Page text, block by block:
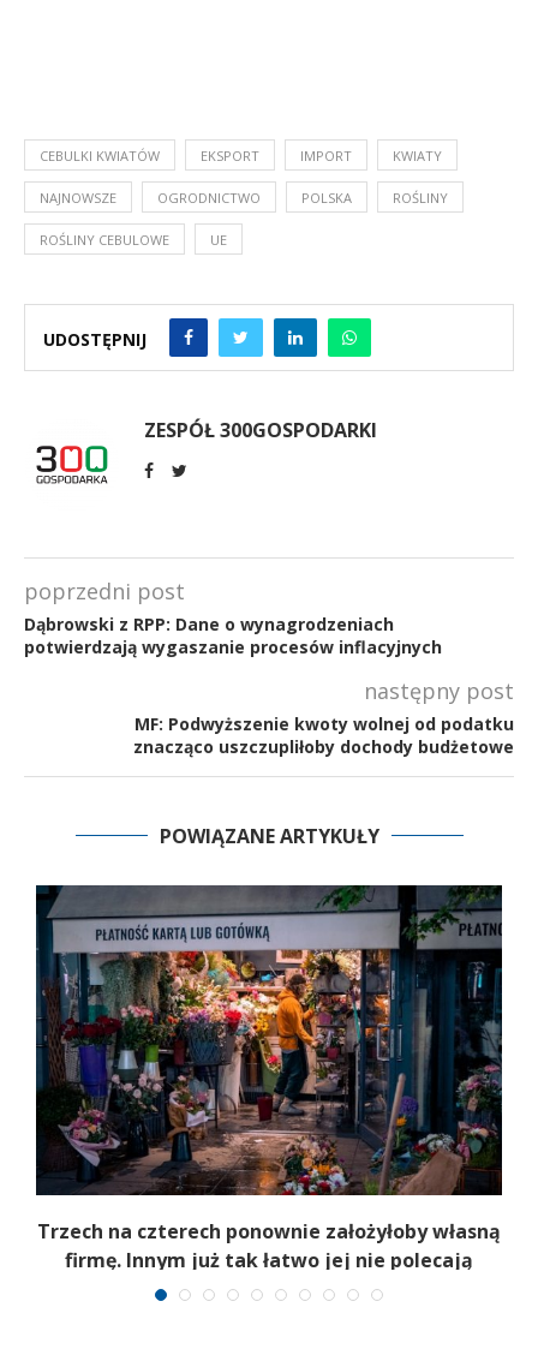
CEBULKI KWIATÓW EKSPORT IMPORT KWIATY
NAJNOWSZE OGRODNICTWO POLSKA ROŚLINY
ROŚLINY CEBULOWE UE
UDOSTĘPNIJ
ZESPÓŁ 300GOSPODARKI
poprzedni post
Dąbrowski z RPP: Dane o wynagrodzeniach
potwierdzają wygaszanie procesów inflacyjnych
następny post
MF: Podwyższenie kwoty wolnej od podatku
znacząco uszczupliłoby dochody budżetowe
POWIĄZANE ARTYKUŁY
Trzech na czterech ponownie założyłoby własną
firmę. Innym już tak łatwo jej nie polecają